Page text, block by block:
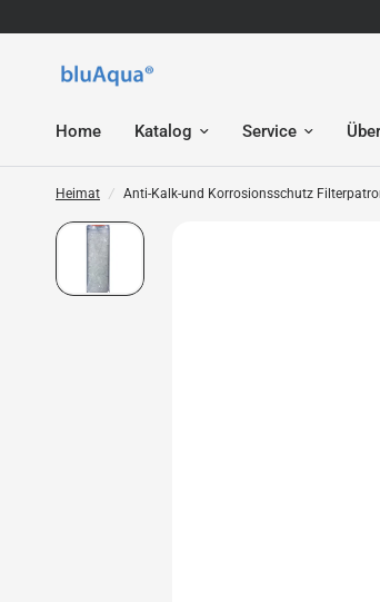
Home Katalog Service
Heimat / Anti-Kalk-und Korrosionsschutz